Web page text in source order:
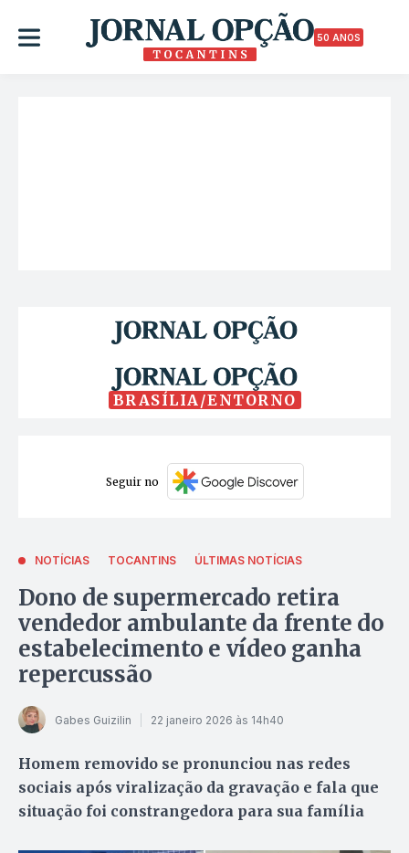
50 ANOS
BRASÍLIA/ENTORNO
Seguir no
NOTÍCIAS TOCANTINS ÚLTIMAS NOTÍCIAS
Dono de supermercado retira
vendedor ambulante da frente do
estabelecimento e vídeo ganha
repercussão
Gabes Guizilin 22 janeiro 2026 às 14h40
Homem removido se pronunciou nas redes
sociais após viralização da gravação e fala que
situação foi constrangedora para sua família